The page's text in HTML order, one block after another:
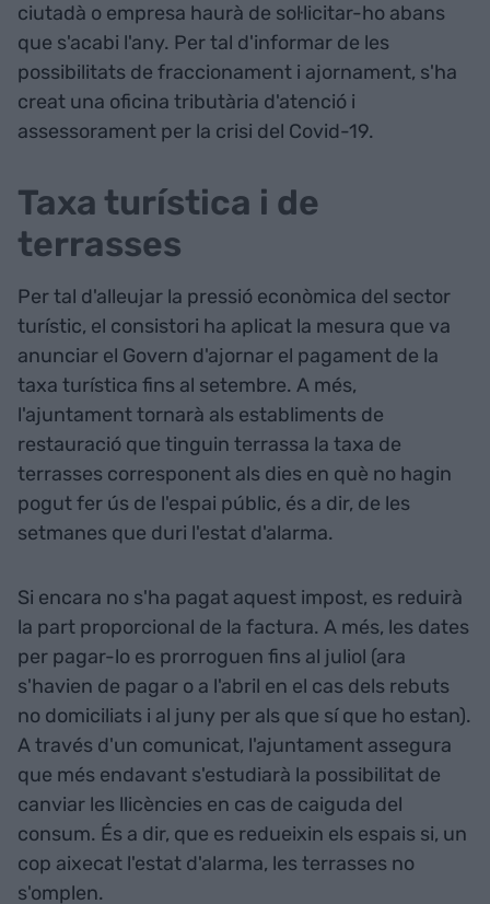
ciutadà o empresa haurà de sol·licitar-ho abans
que s'acabi l'any. Per tal d'informar de les
possibilitats de fraccionament i ajornament, s'ha
creat una oficina tributària d'atenció i
assessorament per la crisi del Covid-19.
Taxa turística i de
terrasses
Per tal d'alleujar la pressió econòmica del sector
turístic, el consistori ha aplicat la mesura que va
anunciar el Govern d'ajornar el pagament de la
taxa turística fins al setembre. A més,
l'ajuntament tornarà als establiments de
restauració que tinguin terrassa la taxa de
terrasses corresponent als dies en què no hagin
pogut fer ús de l'espai públic, és a dir, de les
setmanes que duri l'estat d'alarma.
Si encara no s'ha pagat aquest impost, es reduirà
la part proporcional de la factura. A més, les dates
per pagar-lo es prorroguen fins al juliol (ara
s'havien de pagar o a l'abril en el cas dels rebuts
no domiciliats i al juny per als que sí que ho estan).
A través d'un comunicat, l'ajuntament assegura
que més endavant s'estudiarà la possibilitat de
canviar les llicències en cas de caiguda del
consum. És a dir, que es redueixin els espais si, un
cop aixecat l'estat d'alarma, les terrasses no
s'omplen.